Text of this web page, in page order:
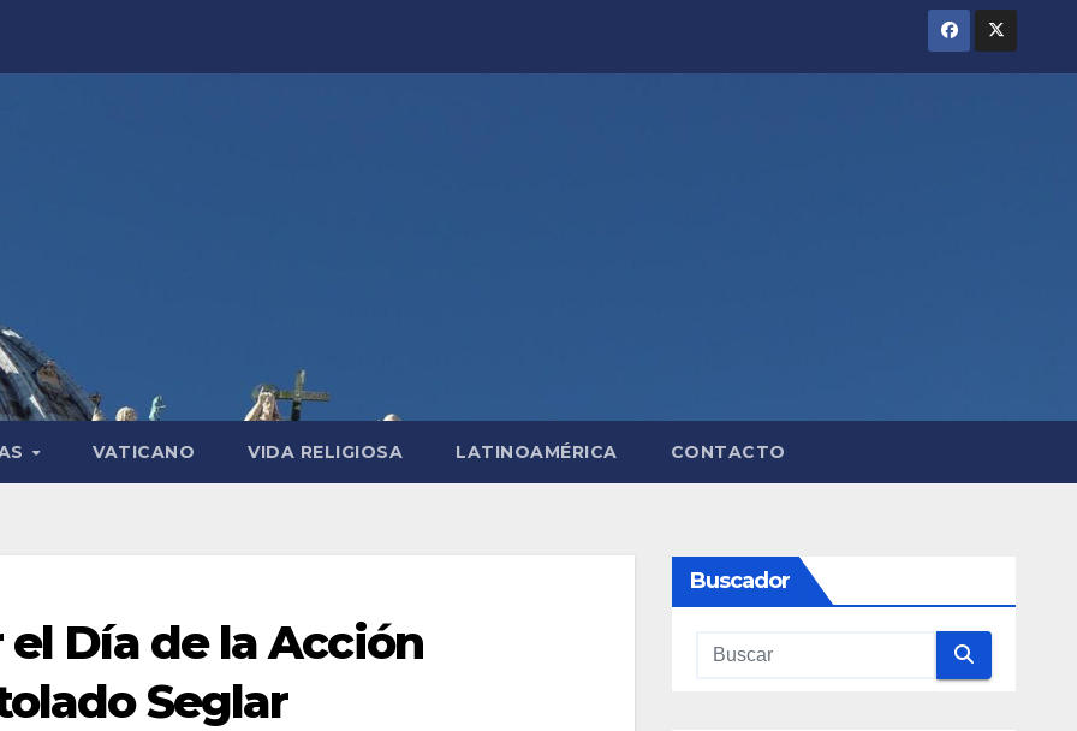
VATICANO VIDA RELIGIOSA LATINOAMÉRICA CONTACTO
Día de la Acción
Seglar
Buscador